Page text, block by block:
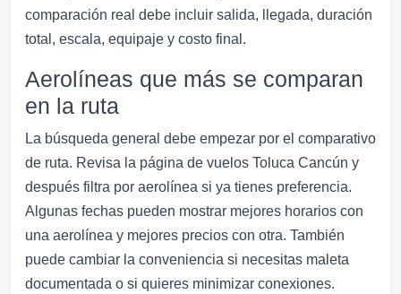
comparación real debe incluir salida, llegada, duración
total, escala, equipaje y costo final.
Aerolíneas que más se comparan
en la ruta
La búsqueda general debe empezar por el comparativo
de ruta. Revisa la página de vuelos Toluca Cancún y
después filtra por aerolínea si ya tienes preferencia.
Algunas fechas pueden mostrar mejores horarios con
una aerolínea y mejores precios con otra. También
puede cambiar la conveniencia si necesitas maleta
documentada o si quieres minimizar conexiones.